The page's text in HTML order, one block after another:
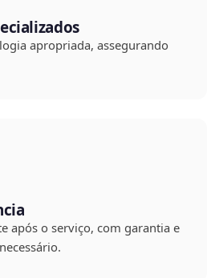
apropriada, assegurando
após o serviço, com garantia e